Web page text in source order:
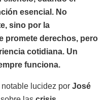
esencial. No
sino por la
promete derechos, pero
cotidiana. Un
funciona.
lucidez por José